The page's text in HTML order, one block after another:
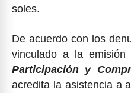
soles.
De acuerdo con los
vinculado a la emisión
Participación y
acredita la asistencia a